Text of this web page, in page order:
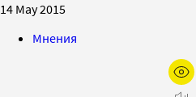
14 May 2015
Мнения